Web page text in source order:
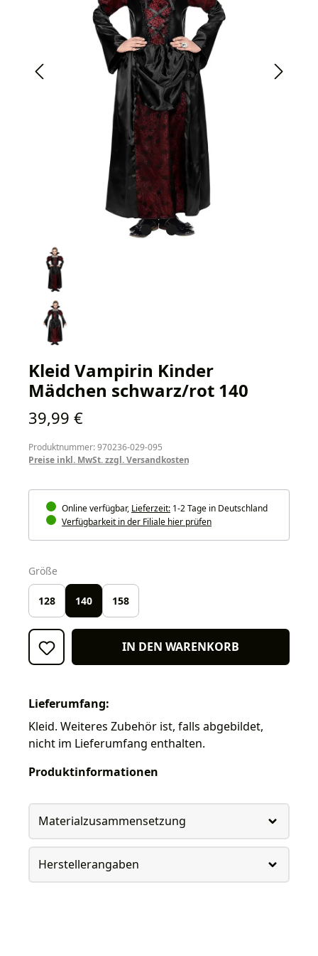
Kleid Vampirin Kinder
Mädchen schwarz/rot 140
Regulärer Preis:
39,99 €
Produktnummer: 970236-029-095
Preise inkl. MwSt. zzgl. Versandkosten
Online verfügbar, Lieferzeit: 1-2 Tage in Deutschland
Verfügbarkeit in der Filiale hier prüfen
Größe
128 140 158
IN DEN WARENKORB
Lieferumfang:
Kleid. Weiteres Zubehör ist, falls abgebildet,
nicht im Lieferumfang enthalten.
Produktinformationen
Materialzusammensetzung
Herstellerangaben